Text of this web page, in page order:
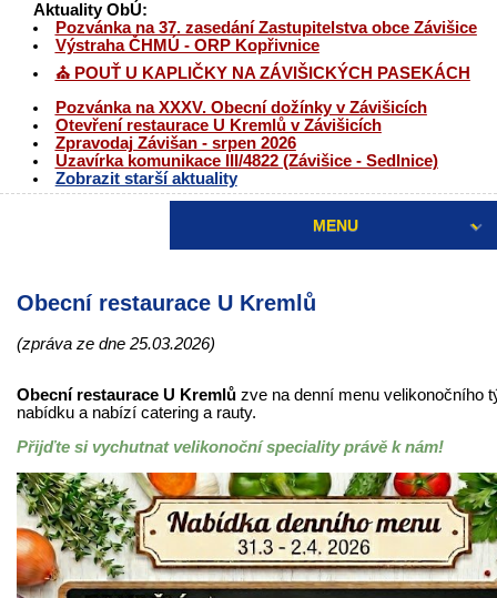
Aktuality ObÚ:
Pozvánka na 37. zasedání Zastupitelstva obce Závišice
Výstraha ČHMÚ - ORP Kopřivnice
⛪ POUŤ U KAPLIČKY NA ZÁVIŠICKÝCH PASEKÁCH
Pozvánka na XXXV. Obecní dožínky v Závišicích
Otevření restaurace U Kremlů v Závišicích
Zpravodaj Závišan - srpen 2026
Uzavírka komunikace III/4822 (Závišice - Sedlnice)
Zobrazit starší aktuality
MENU
Obecní restaurace U Kremlů
(zpráva ze dne 25.03.2026)
Obecní restaurace U Kremlů zve na denní menu velikonočního
nabídku a nabízí catering a rauty.
Přijďte si vychutnat velikonoční speciality právě k nám!